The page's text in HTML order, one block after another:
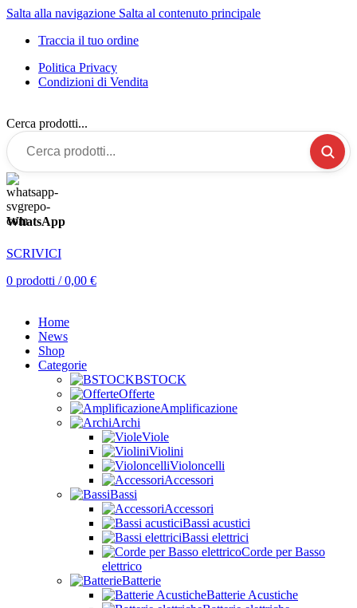
Salta alla navigazione Salta al contenuto principale
Traccia il tuo ordine
Politica Privacy
Condizioni di Vendita
Cerca prodotti...
WhatsApp
SCRIVICI
0 prodotti / 0,00 €
Home
News
Shop
Categorie
BSTOCK
Offerte
Amplificazione
Archi
Viole
Violini
Violoncelli
Accessori
Bassi
Accessori
Bassi acustici
Bassi elettrici
Corde per Basso
elettrico
Batterie
Batterie Acustiche